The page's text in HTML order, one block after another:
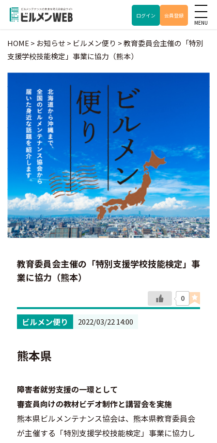
ログイン 会員登録
HOME > お知らせ > ビルメン便り >教育委員会主催の「特別
支援学校技能検定」事業に協力（熊本）
教育委員会主催の「特別支援学校技能検定」事
業に協力（熊本）
0
ビルメン便り 2022/03/22 14:00
熊本県
障害者就労支援の一環として
審査員向けの教材ビデオ制作と講習会を実施
熊本県ビルメンテナンス協会は、熊本県教育委員会
が主催する「特別支援学校技能検定」事業に協力し